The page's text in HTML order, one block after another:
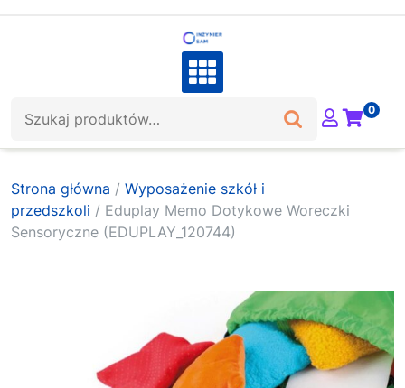
0
Strona główna / Wyposażenie szkół i
przedszkoli / Eduplay Memo Dotykowe Woreczki
Sensoryczne (EDUPLAY_120744)